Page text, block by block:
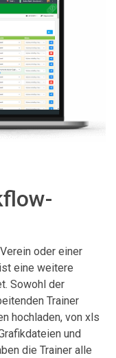
oder einer
eine weitere
Sowohl der
Trainer
hochladen, von xls
und
die Trainer alle